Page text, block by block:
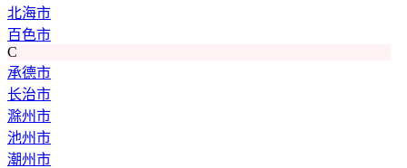
北海市
百色市
C
承德市
长治市
滁州市
池州市
潮州市